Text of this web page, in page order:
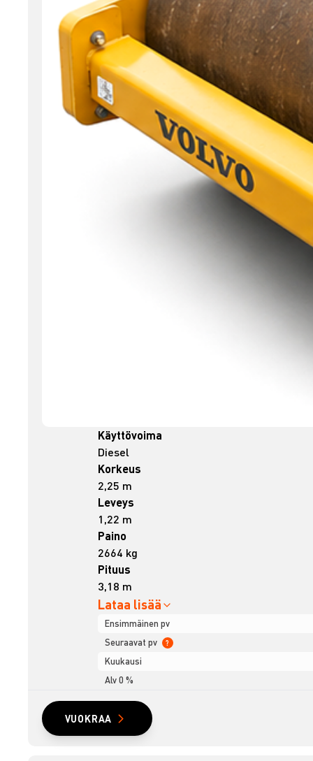
Käyttövoima
Diesel
Korkeus
2,25 m
Leveys
1,22 m
Paino
2664 kg
Pituus
3,18 m
Lataa lisää
Ensimmäinen pv
Seuraavat pv
?
Kuukausi
Alv 0 %
VUOKRAA